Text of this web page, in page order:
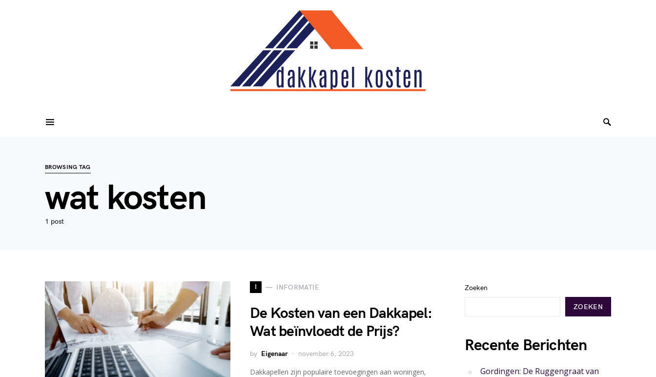
BROWSING TAG
wat kosten
1 post
I INFORMATIE
De Kosten van een Dakkapel:
Wat beïnvloedt de Prijs?
by Eigenaar november 6, 2023
Dakkapellen zijn populaire toevoegingen aan woningen,
Zoeken
ZOEKEN
Recente Berichten
Gordingen: De Ruggengraat van